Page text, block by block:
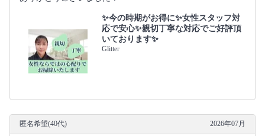
✨今の時期がお得に✨女性スタッフ対
応で安心✨親切丁寧な対応でご好評頂
いております✨
Glitter
匿名希望(40代) 2026年07月